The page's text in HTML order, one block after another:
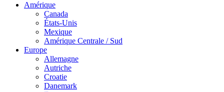
Amérique
Canada
États-Unis
Mexique
Amérique Centrale / Sud
Europe
Allemagne
Autriche
Croatie
Danemark